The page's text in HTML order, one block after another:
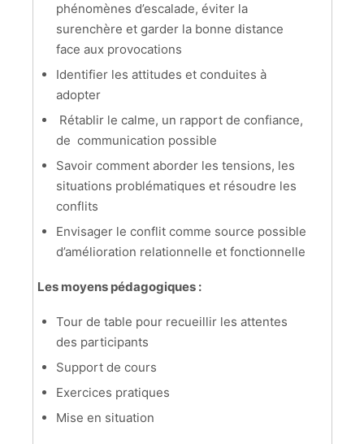
phénomènes d’escalade, éviter la
surenchère et garder la bonne distance
face aux provocations
Identifier les attitudes et conduites à
adopter
Rétablir le calme, un rapport de confiance,
de communication possible
Savoir comment aborder les tensions, les
situations problématiques et résoudre les
conflits
Envisager le conflit comme source possible
d’amélioration relationnelle et fonctionnelle
Les moyens pédagogiques :
Tour de table pour recueillir les attentes
des participants
Support de cours
Exercices pratiques
Mise en situation